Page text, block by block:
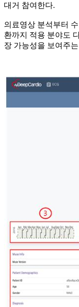
대거 참여한다.
의료영상 분석부터
환까지 적용 분야도
장 가능성을 보여주